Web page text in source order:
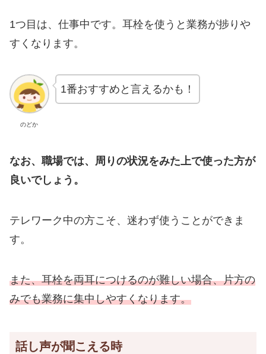
1つ目は、仕事中です。耳栓を使うと業務が捗りや
すくなります。
のどか
1番おすすめと言えるかも！
なお、職場では、周りの状況をみた上で使った方が
良いでしょう。
テレワーク中の方こそ、迷わず使うことができま
す。
また、耳栓を両耳につけるのが難しい場合、片方の
みでも業務に集中しやすくなります。
話し声が聞こえる時